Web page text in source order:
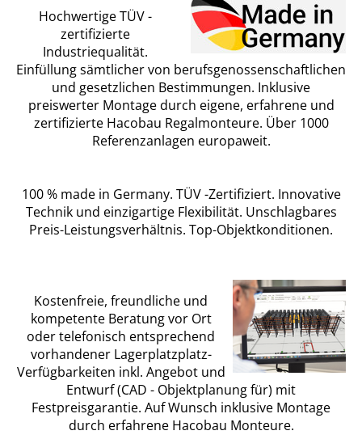
Hochwertige TÜV -
zertifizierte
Industriequalität.
Einfüllung sämtlicher von berufsgenossenschaftlichen
und gesetzlichen Bestimmungen. Inklusive
preiswerter Montage durch eigene, erfahrene und
zertifizierte Hacobau Regalmonteure. Über 1000
Referenzanlagen europaweit.
100 % made in Germany. TÜV -Zertifiziert. Innovative
Technik und einzigartige Flexibilität. Unschlagbares
Preis-Leistungsverhältnis. Top-Objektkonditionen.
Kostenfreie, freundliche und
kompetente Beratung vor Ort
oder telefonisch entsprechend
vorhandener Lagerplatzplatz-
Verfügbarkeiten inkl. Angebot und
Entwurf (CAD - Objektplanung für) mit
Festpreisgarantie. Auf Wunsch inklusive Montage
durch erfahrene Hacobau Monteure.